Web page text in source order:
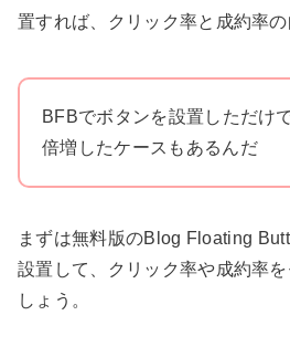
置すれば、クリック率と成約率の
BFBでボタンを設置しただけ
倍増したケースもあるんだ
まずは無料版のBlog Floating
設置して、クリック率や成約率
しょう。